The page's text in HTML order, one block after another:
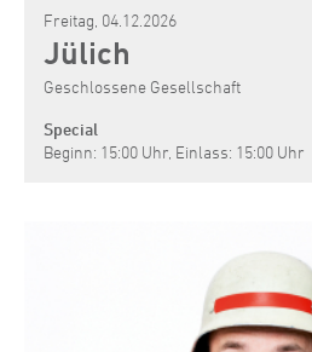
Freitag, 04.12.2026
Jülich
Geschlossene Gesellschaft
Special
Beginn: 15:00 Uhr, Einlass: 15:00 Uhr